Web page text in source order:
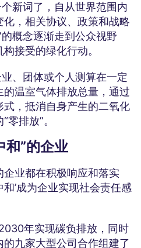
新词了，自从世界范围内
，相关协议、政策和战略
概念逐渐走到公众视野
接受的绿化行动。
、团体或个人测算在一定
温室气体排放总量，通过
，抵消自身产生的二氧化
零排放”。
和”的企业
业都在积极响应和落实
和’成为企业实现社会责任感
年实现碳负排放，同时
九家大型公司合作组建了